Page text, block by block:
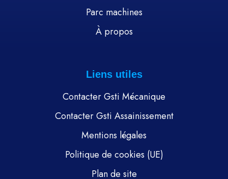
Parc machines
À propos
Liens utiles
Contacter Gsti Mécanique
Contacter Gsti Assainissement
Mentions légales
Politique de cookies (UE)
Plan de site